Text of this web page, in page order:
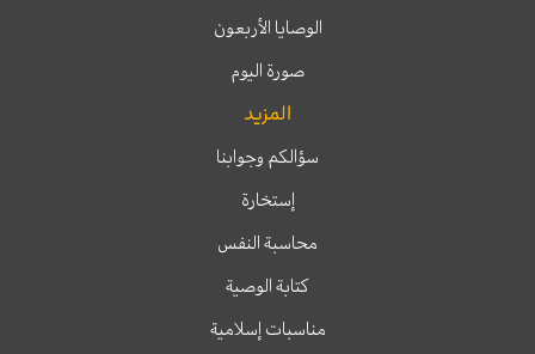
الوصايا الأربعون
صورة اليوم
المزيد
سؤالكم وجوابنا
إستخارة
محاسبة النفس
كتابة الوصية
مناسبات إسلامية